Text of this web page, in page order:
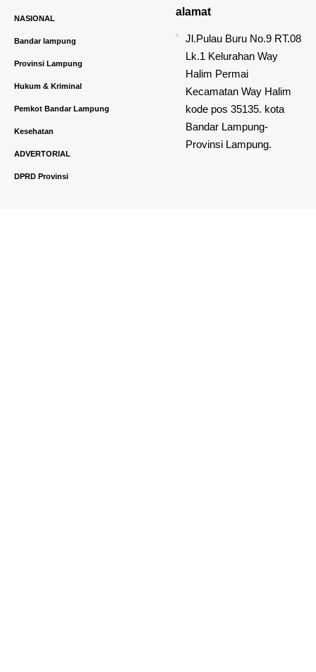
NASIONAL
Bandar lampung
Provinsi Lampung
Hukum & Kriminal
Pemkot Bandar Lampung
Kesehatan
ADVERTORIAL
DPRD Provinsi
alamat
Jl.Pulau Buru No.9 RT.08
Lk.1 Kelurahan Way
Halim Permai
Kecamatan Way Halim
kode pos 35135. kota
Bandar Lampung-
Provinsi Lampung.